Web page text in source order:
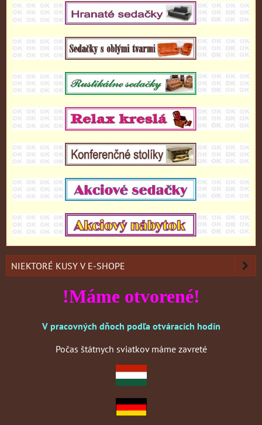
NIEKTORÉ KUSY V E-SHOPE
!Máme otvorené!
V pracovných dňoch podľa otváracích hodín
Počas štátnych sviatkov máme zavreté